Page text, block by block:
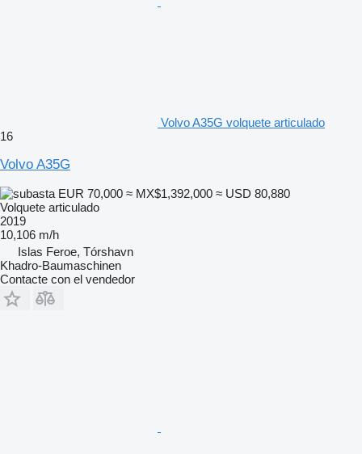
Volvo A35G volquete articulado
16
Volvo A35G
EUR 70,000 ≈ MX$1,392,000 ≈ USD 80,880
Volquete articulado
2019
10,106 m/h
Islas Feroe, Tórshavn
Khadro-Baumaschinen
Contacte con el vendedor